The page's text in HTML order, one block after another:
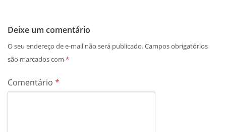
Deixe um comentário
O seu endereço de e-mail não será publicado.Campos obrigatórios
são marcados com *
Comentário *